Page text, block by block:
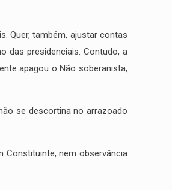
Quer, também, ajustar contas
das presidenciais. Contudo, a
apagou o Não soberanista,
se descortina no arrazoado
Constituinte, nem observância